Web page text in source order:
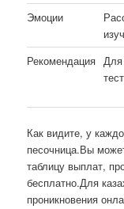
Эмоции
Рекомендация Для
Как видите, у
песочница.Вы
таблицу выплат,
бесплатно.Для
проникновения